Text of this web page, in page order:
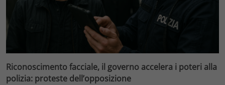
Riconoscimento facciale, il governo accelera i poteri alla
polizia: proteste dell’opposizione